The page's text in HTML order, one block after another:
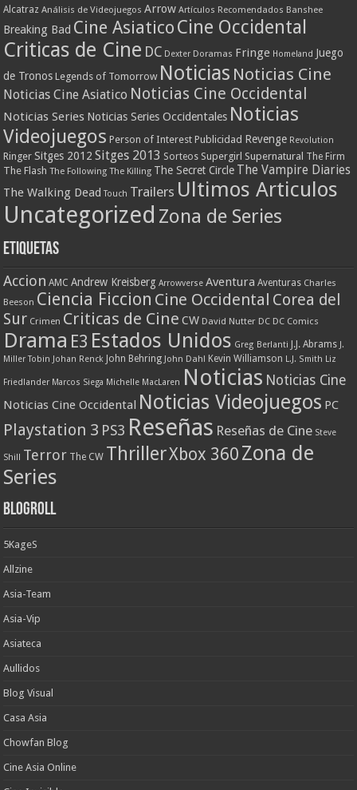
Alcatraz Análisis de Videojuegos Arrow Artículos Recomendados Banshee
Breaking Bad Cine AsiaticoCine Occidental
Criticas de Cine DC Dexter Doramas Fringe Homeland Juego
de Tronos Legends of Tomorrow Noticias Noticias Cine
Noticias Cine Asiatico Noticias Cine Occidental
Noticias Series Noticias Series Occidentales Noticias
Videojuegos Person of Interest Publicidad Revenge Revolution
Ringer Sitges 2012 Sitges 2013 Sorteos Supergirl Supernatural The Firm
The Flash The Following The Killing The Secret Circle The Vampire Diaries
The Walking Dead Touch Trailers Ultimos Articulos
Uncategorized Zona de Series
Etiquetas
Accion AMC Andrew Kreisberg Arrowverse Aventura Aventuras Charles
Beeson Ciencia Ficcion Cine Occidental Corea del
Sur Crimen Criticas de Cine CW David Nutter DC DC Comics
Drama E3 Estados Unidos Greg Berlanti J.J. Abrams J.
Miller Tobin Johan Renck John Behring John Dahl Kevin Williamson L.J. Smith Liz
Friedlander Marcos Siega Michelle MacLaren Noticias Noticias Cine
Noticias Cine Occidental Noticias Videojuegos PC
Playstation 3 PS3 Reseñas Reseñas de Cine Steve
Shill Terror The CW ThrillerXbox 360 Zona de
Series
Blogroll
5KageS
Allzine
Asia-Team
Asia-Vip
Asiateca
Aullidos
Blog Visual
Casa Asia
Chowfan Blog
Cine Asia Online